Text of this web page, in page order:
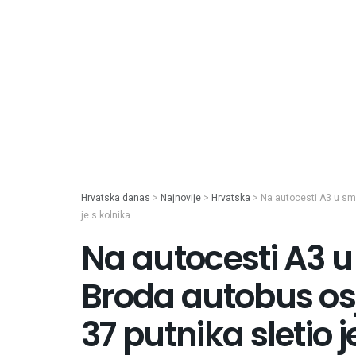
Hrvatska danas > Najnovije > Hrvatska > Na autocesti A3 u
je s kolnika
Na autocesti A3
Broda autobus
37 putnika sletio